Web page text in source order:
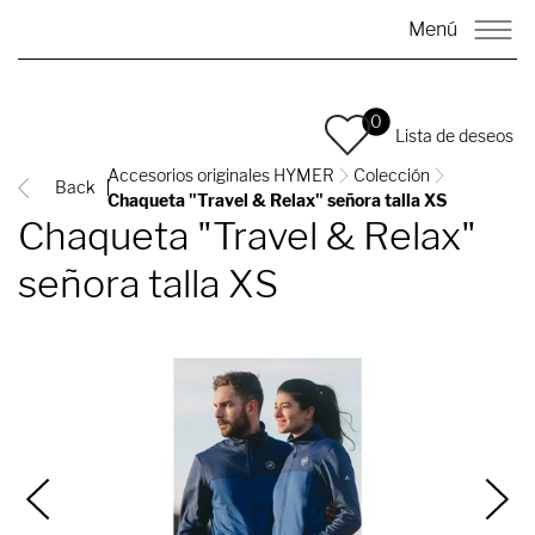
Menú
0
Lista de deseos
Back
Accesorios originales HYMER
Colección
Chaqueta "Travel & Relax" señora talla XS
Chaqueta "Travel & Relax"
señora talla XS